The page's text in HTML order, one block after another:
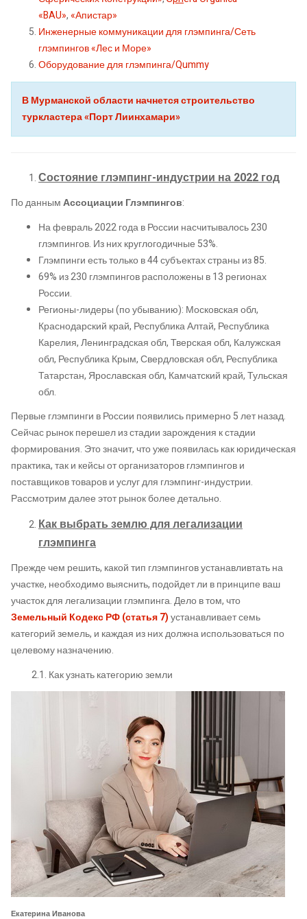
«BAU»,«Апистар»
Инженерные коммуникации для глэмпинга/Сеть
глэмпингов«Лес и Море»
Оборудование для глэмпинга/Qummy
В Мурманской области начнется строительство
туркластера «Порт Лиинхамари»
Состояние глэмпинг-индустрии на 2022 год
По даннымАссоциации Глэмпингов:
На февраль 2022 года в России насчитывалось 230
глэмпингов. Из них круглогодичные 53%.
Глэмпинги есть только в 44 субъектах страны из 85.
69% из 230 глэмпингов расположены в 13 регионах
России.
Регионы-лидеры (по убыванию): Московская обл,
Краснодарский край, Республика Алтай, Республика
Карелия, Ленинградская обл, Тверская обл, Калужская
обл, Республика Крым, Свердловская обл, Республика
Татарстан, Ярославская обл, Камчатский край, Тульская
обл.
Первые глэмпинги в России появились примерно 5 лет назад.
Сейчас рынок перешел из стадии зарождения к стадии
формирования. Это значит, что уже появилась как юридическая
практика, так и кейсы от организаторов глэмпингов и
поставщиков товаров и услуг для глэмпинг-индустрии.
Рассмотрим далее этот рынок более детально.
Как выбрать землю для легализации
глэмпинга
Прежде чем решить, какой тип глэмпингов устанавливтать на
участке, необходимо выяснить, подойдет ли в принципе ваш
участок для легализации глэмпинга. Дело в том, что
Земельный Кодекс РФ (статья 7)устанавливает семь
категорий земель, и каждая из них должна использоваться по
целевому назначению.
2.1. Как узнать категорию земли
Екатерина Иванова